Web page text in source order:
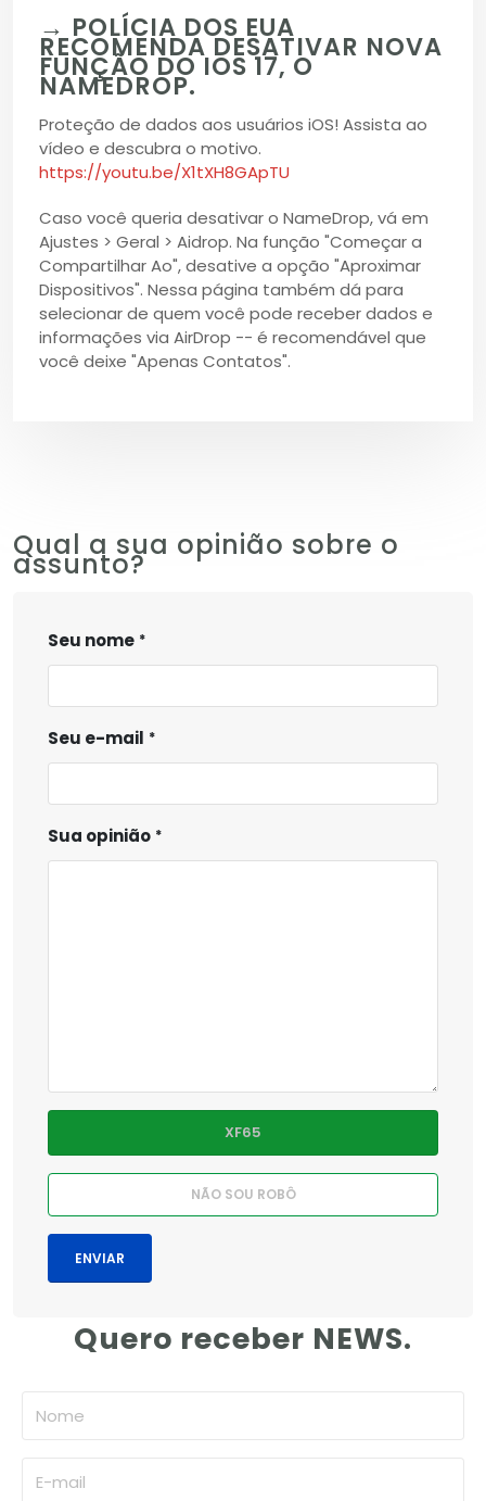
→ POLÍCIA DOS EUA
RECOMENDA DESATIVAR NOVA
FUNÇÃO DO IOS 17, O
NAMEDROP.
Proteção de dados aos usuários iOS! Assista ao
vídeo e descubra o motivo.
https://youtu.be/X1tXH8GApTU
Caso você queria desativar o NameDrop, vá em
Ajustes > Geral > Aidrop. Na função "Começar a
Compartilhar Ao", desative a opção "Aproximar
Dispositivos". Nessa página também dá para
selecionar de quem você pode receber dados e
informações via AirDrop -- é recomendável que
você deixe "Apenas Contatos".
Qual a sua opinião sobre o
assunto?
Seu nome
Seu e-mail
Sua opinião
Quero receber NEWS.